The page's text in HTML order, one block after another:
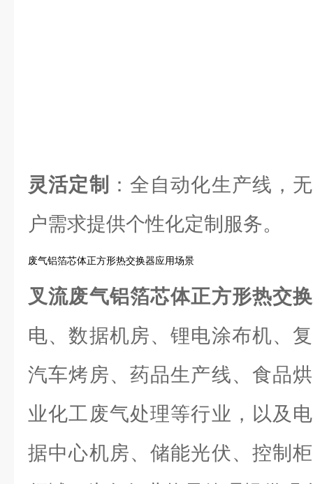
灵活定制
：全自动化生产线，
户需求提供个性化定制服务。
废气铝箔芯体正方形热交换器应用场景
叉流废气铝箔芯体正方形热交
电、数据机房、锂电涂布机、
汽车烤房、药品生产线、食品
业化工废气处理等行业，以及
据中心机房、储能光伏、控制